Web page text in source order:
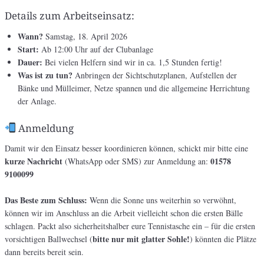
Details zum Arbeitseinsatz:
Wann? Samstag, 18. April 2026
Start: Ab 12:00 Uhr auf der Clubanlage
Dauer: Bei vielen Helfern sind wir in ca. 1,5 Stunden fertig!
Was ist zu tun? Anbringen der Sichtschutzplanen, Aufstellen der
Bänke und Mülleimer, Netze spannen und die allgemeine Herrichtung
der Anlage.
Anmeldung
Damit wir den Einsatz besser koordinieren können, schickt mir bitte eine
kurze Nachricht (WhatsApp oder SMS) zur Anmeldung an: 01578
9100099
Das Beste zum Schluss: Wenn die Sonne uns weiterhin so verwöhnt,
können wir im Anschluss an die Arbeit vielleicht schon die ersten Bälle
schlagen. Packt also sicherheitshalber eure Tennistasche ein – für die ersten
vorsichtigen Ballwechsel (bitte nur mit glatter Sohle!) könnten die Plätze
dann bereits bereit sein.